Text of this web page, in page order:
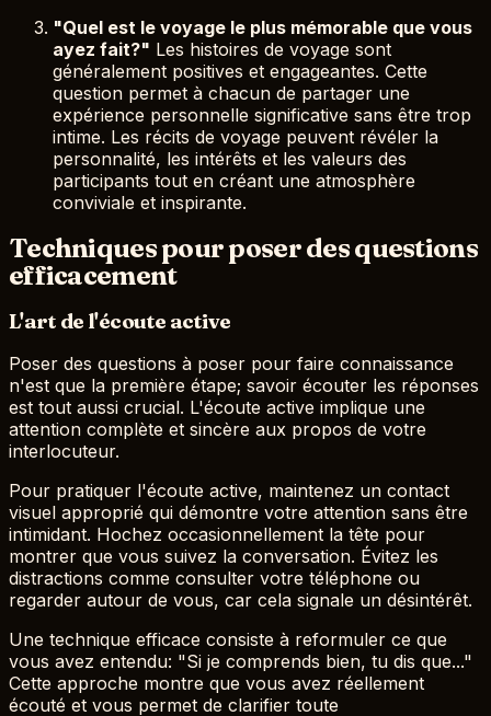
"Quel est le voyage le plus mémorable que vous
ayez fait?" Les histoires de voyage sont
généralement positives et engageantes. Cette
question permet à chacun de partager une
expérience personnelle significative sans être trop
intime. Les récits de voyage peuvent révéler la
personnalité, les intérêts et les valeurs des
participants tout en créant une atmosphère
conviviale et inspirante.
Techniques pour poser des questions
efficacement
L'art de l'écoute active
Poser des questions à poser pour faire connaissance
n'est que la première étape; savoir écouter les réponses
est tout aussi crucial. L'écoute active implique une
attention complète et sincère aux propos de votre
interlocuteur.
Pour pratiquer l'écoute active, maintenez un contact
visuel approprié qui démontre votre attention sans être
intimidant. Hochez occasionnellement la tête pour
montrer que vous suivez la conversation. Évitez les
distractions comme consulter votre téléphone ou
regarder autour de vous, car cela signale un désintérêt.
Une technique efficace consiste à reformuler ce que
vous avez entendu: "Si je comprends bien, tu dis que..."
Cette approche montre que vous avez réellement
écouté et vous permet de clarifier toute